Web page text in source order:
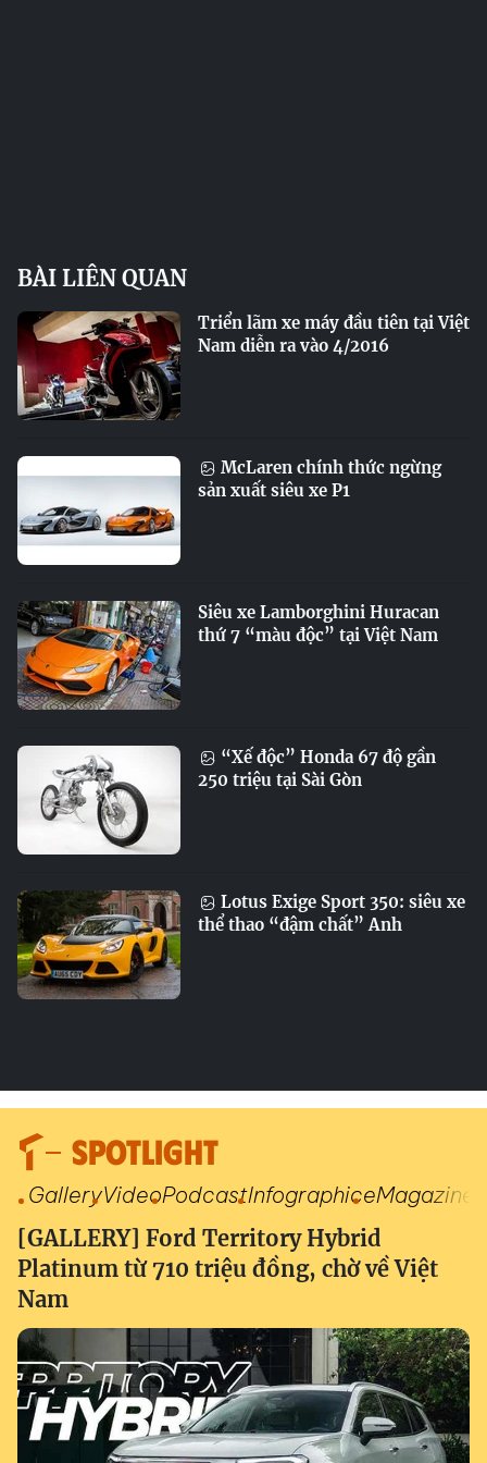
BÀI LIÊN QUAN
Triển lãm xe máy đầu tiên tại Việt
Nam diễn ra vào 4/2016
McLaren chính thức ngừng
sản xuất siêu xe P1
Siêu xe Lamborghini Huracan
thứ 7 “màu độc” tại Việt Nam
“Xế độc” Honda 67 độ gần
250 triệu tại Sài Gòn
Lotus Exige Sport 350: siêu xe
thể thao “đậm chất” Anh
SPOTLIGHT
GalleryVideoPodcastInfographiceMagazine
[GALLERY] Ford Territory Hybrid
Platinum từ 710 triệu đồng, chờ về Việt
Nam